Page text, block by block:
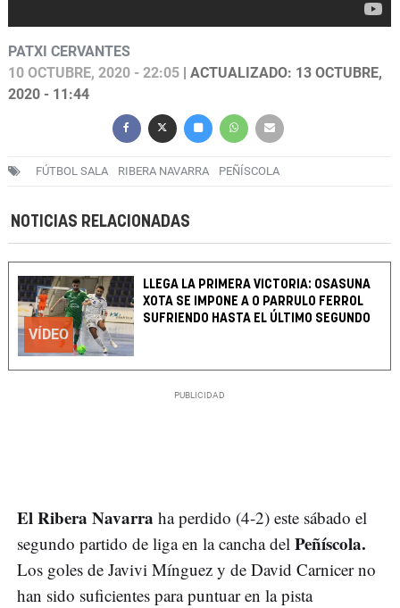
PATXI CERVANTES
10 OCTUBRE, 2020 - 22:05 | ACTUALIZADO: 13 OCTUBRE,
2020 - 11:44
FÚTBOL SALA RIBERA NAVARRA PEÑÍSCOLA
NOTICIAS RELACIONADAS
VÍDEO
LLEGA LA PRIMERA VICTORIA: OSASUNA
XOTA SE IMPONE A O PARRULO FERROL
SUFRIENDO HASTA EL ÚLTIMO SEGUNDO
El Ribera Navarra ha perdido (4-2) este sábado el
segundo partido de liga en la cancha del Peñíscola.
Los goles de Javivi Mínguez y de David Carnicer no
han sido suficientes para puntuar en la pista